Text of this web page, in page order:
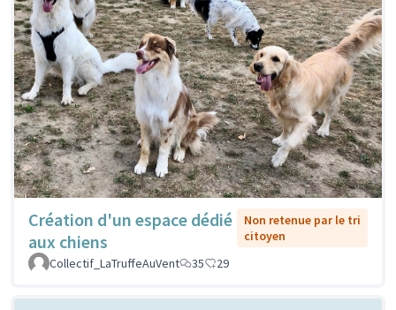
Création d'un espace dédié
aux chiens
Non retenue par le tri
citoyen
Collectif_LaTruffeAuVent
35 29